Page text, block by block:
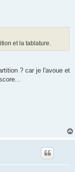
et la tablature.
? car je l'avoue et